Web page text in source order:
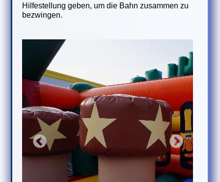
Hilfestellung geben, um die Bahn zusammen zu
bezwingen.